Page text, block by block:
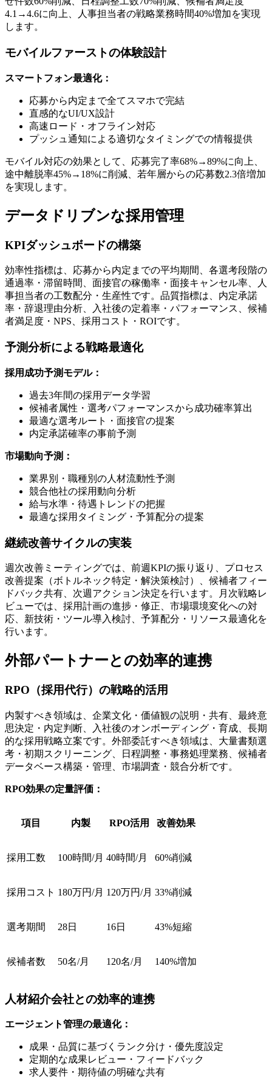
4.1→4.6に向上、人事担当者の戦略業務時間40%増加を実現
します。
モバイルファーストの体験設計
スマートフォン最適化：
応募から内定まで全てスマホで完結
直感的なUI/UX設計
高速ロード・オフライン対応
プッシュ通知による適切なタイミングでの情報提供
モバイル対応の効果として、応募完了率68%→89%に向上、
途中離脱率45%→18%に削減、若年層からの応募数2.3倍増加
を実現します。
データドリブンな採用管理
KPIダッシュボードの構築
効率性指標は、応募から内定までの平均期間、各選考段階の
通過率・滞留時間、面接官の稼働率・面接キャンセル率、人
事担当者の工数配分・生産性です。品質指標は、内定承諾
率・辞退理由分析、入社後の定着率・パフォーマンス、候補
者満足度・NPS、採用コスト・ROIです。
予測分析による戦略最適化
採用成功予測モデル：
過去3年間の採用データ学習
候補者属性・選考パフォーマンスから成功確率算出
最適な選考ルート・面接官の提案
内定承諾確率の事前予測
市場動向予測：
業界別・職種別の人材流動性予測
競合他社の採用動向分析
給与水準・待遇トレンドの把握
最適な採用タイミング・予算配分の提案
継続改善サイクルの実装
週次改善ミーティングでは、前週KPIの振り返り、プロセス
改善提案（ボトルネック特定・解決策検討）、候補者フィー
ドバック共有、次週アクション決定を行います。月次戦略レ
ビューでは、採用計画の進捗・修正、市場環境変化への対
応、新技術・ツール導入検討、予算配分・リソース最適化を
行います。
外部パートナーとの効率的連携
RPO（採用代行）の戦略的活用
内製すべき領域は、企業文化・価値観の説明・共有、最終意
思決定・内定判断、入社後のオンボーディング・育成、長期
的な採用戦略立案です。外部委託すべき領域は、大量書類選
考・初期スクリーニング、日程調整・事務処理業務、候補者
データベース構築・管理、市場調査・競合分析です。
RPO効果の定量評価：
項目 内製 RPO活用 改善効果
採用工数 100時間/月 40時間/月 60%削減
採用コスト 180万円/月 120万円/月 33%削減
選考期間 28日 16日 43%短縮
候補者数 50名/月 120名/月 140%増加
人材紹介会社との効率的連携
エージェント管理の最適化：
成果・品質に基づくランク分け・優先度設定
定期的な成果レビュー・フィードバック
求人要件・期待値の明確な共有